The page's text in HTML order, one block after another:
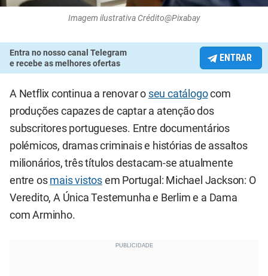
Imagem ilustrativa Crédito@Pixabay
Entra no nosso canal Telegram
e recebe as melhores ofertas
ENTRAR
A Netflix continua a renovar o seu catálogocom
produções capazes de captar a atenção dos
subscritores portugueses. Entre documentários
polémicos, dramas criminais e histórias de assaltos
milionários, três títulos destacam-se atualmente
entre os mais vistos em Portugal: Michael Jackson: O
Veredito, A Única Testemunha e Berlim e a Dama
com Arminho.